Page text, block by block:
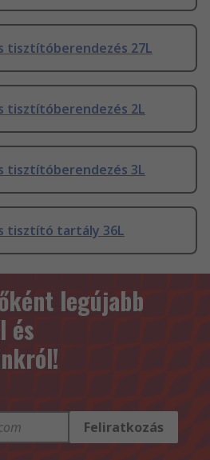
tisztítóberendezés 27L
tisztítóberendezés 2L
tisztítóberendezés 3L
tisztító tartály 36L
legújabb
és
Feliratkozás